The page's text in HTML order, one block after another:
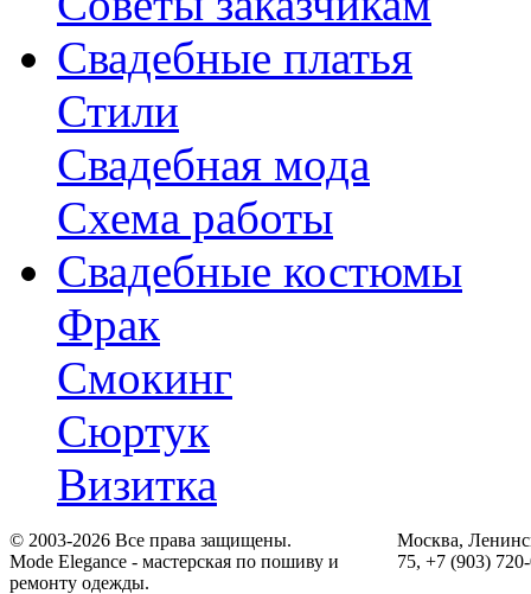
Свадебные платья
Стили
Свадебная мода
Схема работы
Свадебные костюмы
Фрак
Смокинг
Сюртук
Визитка
© 2003-2026 Все права защищены.
Mode Elegance - мастерская по пошиву и
ремонту одежды.
Москва,
75, +7 (903)